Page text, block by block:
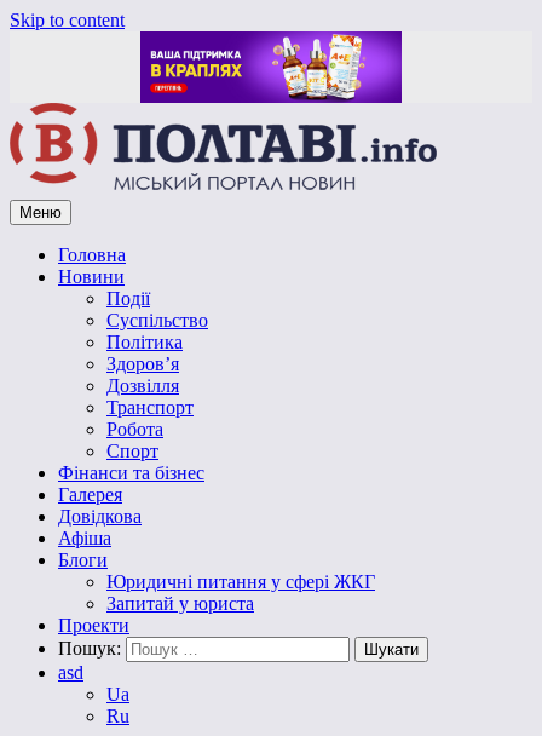
Skip to content
Vpoltave.info
Полтавський портал новин
Меню
Головна
Новини
Події
Суспільство
Політика
Здоров’я
Дозвілля
Транспорт
Робота
Спорт
Фінанси та бізнес
Галерея
Довідкова
Афіша
Блоги
Юридичні питання у сфері ЖКГ
Запитай у юриста
Проекти
Пошук:
asd
Ua
Ru